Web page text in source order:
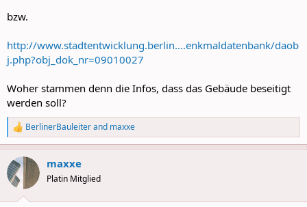
bzw.
http://www.stadtentwicklung.berlin....enkmaldatenbank/daob
j.php?obj_dok_nr=09010027
Woher stammen denn die Infos, dass das Gebäude beseitigt
werden soll?
R
e
a
c
t
i
BerlinerBauleiterand maxxe
maxxe
Platin Mitglied